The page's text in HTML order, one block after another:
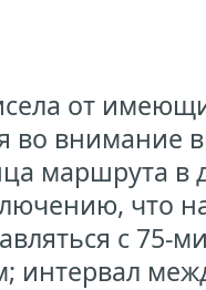
от
во внимание
маршрута в
что
с 75-
интервал